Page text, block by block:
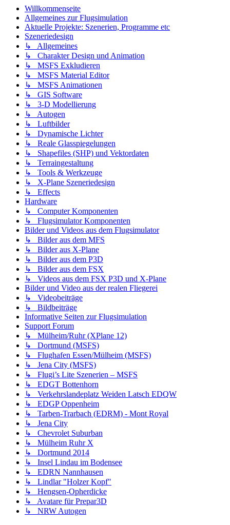
Willkommenseite
Allgemeines zur Flugsimulation
Aktuelle Projekte: Szenerien, Programme etc
Szeneriedesign
↳ Allgemeines
↳ Charakter Design und Animation
↳ MSFS Exkludieren
↳ MSFS Material Editor
↳ MSFS Animationen
↳ GIS Software
↳ 3-D Modellierung
↳ Autogen
↳ Luftbilder
↳ Dynamische Lichter
↳ Reale Glasspiegelungen
↳ Shapefiles (SHP) und Vektordaten
↳ Terraingestaltung
↳ Tools & Werkzeuge
↳ X-Plane Szeneriedesign
↳ Effects
Hardware
↳ Computer Komponenten
↳ Flugsimulator Komponenten
Bilder und Videos aus dem Flugsimulator
↳ Bilder aus dem MFS
↳ Bilder aus X-Plane
↳ Bilder aus dem P3D
↳ Bilder aus dem FSX
↳ Videos aus dem FSX P3D und X-Plane
Bilder und Video aus der realen Fliegerei
↳ Videobeiträge
↳ Bildbeiträge
Informative Seiten zur Flugsimulation
Support Forum
↳ Mülheim/Ruhr (XPlane 12)
↳ Dortmund (MSFS)
↳ Flughafen Essen/Mülheim (MSFS)
↳ Jena City (MSFS)
↳ Flugi’s Lite Szenerien – MSFS
↳ EDGT Bottenhorn
↳ Verkehrslandeplatz Weiden Latsch EDQW
↳ EDGP Oppenheim
↳ Tarben-Trarbach (EDRM) - Mont Royal
↳ Jena City
↳ Chevrolet Suburban
↳ Mülheim Ruhr X
↳ Dortmund 2014
↳ Insel Lindau im Bodensee
↳ EDRN Nannhausen
↳ Lindlar "Holzer Kopf"
↳ Hengsen-Opherdicke
↳ Avatare für Prepar3D
↳ NRW Autogen